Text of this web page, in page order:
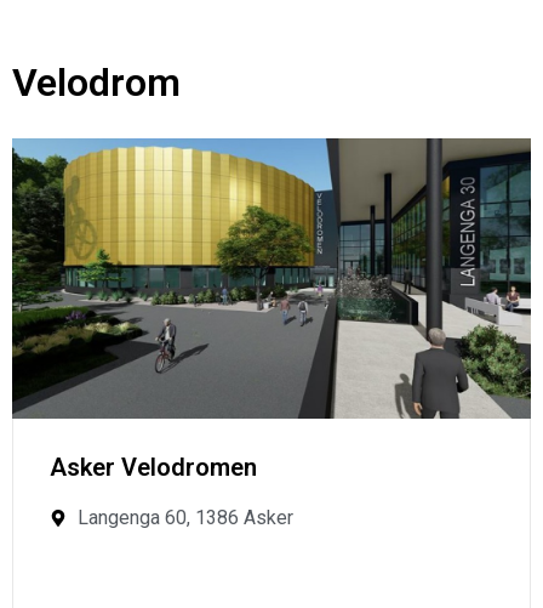
Velodrom
Asker Velodromen
Langenga 60, 1386 Asker